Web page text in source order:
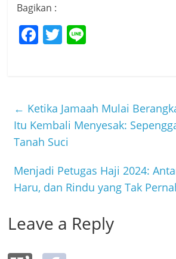
Bagikan :
F
b
o
o
k
T
← Ketika Jamaah Mulai
Itu Kembali Menyesak:
Tanah Suci
Menjadi Petugas Haji 2024:
Haru, dan Rindu yang Tak
Leave a Reply